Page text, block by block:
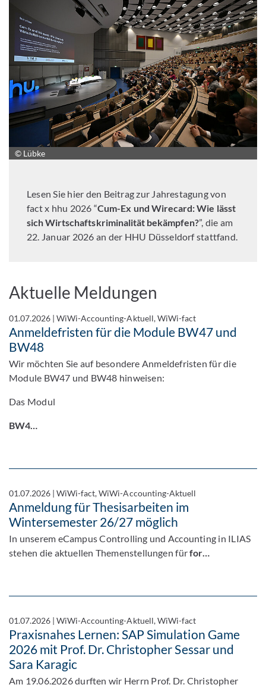
© Lübke
Lesen Sie hier den Beitrag zur Jahrestagung von
fact x hhu 2026 “Cum-Ex und Wirecard: Wie lässt
sich Wirtschaftskriminalität bekämpfen?”, die am
22. Januar 2026 an der HHU Düsseldorf stattfand.
Aktuelle Meldungen
01.07.2026 |WiWi-Accounting-Aktuell, WiWi-fact
Anmeldefristen für die Module BW47 und
BW48
Wir möchten Sie auf besondere Anmeldefristen für die
Module BW47 und BW48 hinweisen:
Das Modul
BW4…
01.07.2026 |WiWi-fact, WiWi-Accounting-Aktuell
Anmeldung für Thesisarbeiten im
Wintersemester 26/27 möglich
In unserem eCampus Controlling und Accounting in ILIAS
stehen die aktuellen Themenstellungen fürfor…
01.07.2026 |WiWi-Accounting-Aktuell, WiWi-fact
Praxisnahes Lernen: SAP Simulation Game
2026 mit Prof. Dr. Christopher Sessar und
Sara Karagic
Am 19.06.2026 durften wir Herrn Prof. Dr. Christopher